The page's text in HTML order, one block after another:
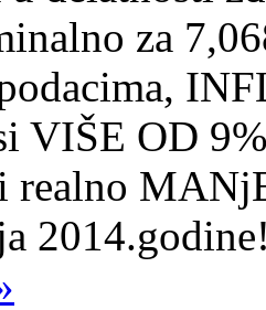
za
VIŠE OD